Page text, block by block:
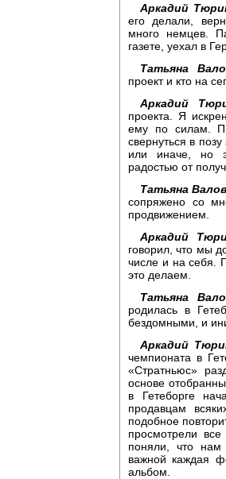
Аркадий
его делали,
много немцев.
газете, уехал в
Татьяна
проект и кто на
Аркадий
проекта. Я
ему по силам.
свернуться в
или иначе, но
радостью от
Татьяна
сопряжено со
продвижением.
Аркадий
говорил, что мы
числе и на себя.
это делаем.
Татьяна
родилась в
бездомными, и
Аркадий
чемпионата в
«Стратньюс»
основе
в Гетеборге
продавцам
подобное
просмотрели
поняли, что
важной каждая
альбом.